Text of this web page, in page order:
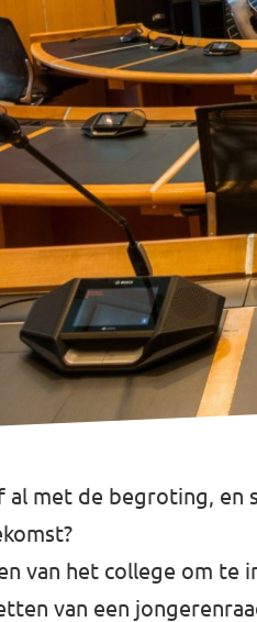
al met de begroting,
van het college om te
van een